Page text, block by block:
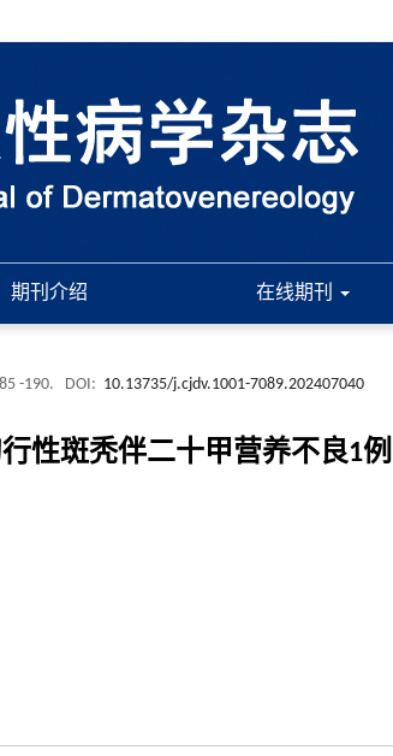
期刊介绍 在线期刊
-190. DOI: 10.13735/j.cjdv.1001-7089.202407040
性斑秃伴二十甲营养不良1例